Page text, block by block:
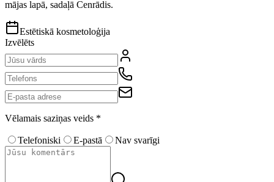
mājas lapā, sadaļā Cenrādis.
Estētiskā kosmetoloģija
Izvēlēts
Vēlamais saziņas veids *
Telefoniski E-pastā Nav svarīgi